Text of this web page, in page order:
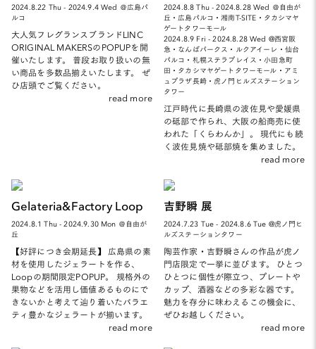
2024.8.22 Thu - 2024.9.4 Wed ＠広島パ
ルコ
大人気フレグランスブランドLINC
ORIGINAL MAKERSのPOPUPを開
催いたします。 普段お取り扱いの無
い商品を多数品揃えいたします。 ぜ
ひ店頭でご覧ください。
read more
2024.8.8 Thu - 2024.8.28 Wed ＠自由が
丘・広島パルコ・湘南T-SITE・タカシマヤ
ゲートタワーモール
2024.8.9 Fri - 2024.8.28 Wed @西宮阪
急・なんばパークス・ルクアイーレ・仙台
パルコ・札幌ステラプレイス・小田急町
田・タカシマヤゲートタワーモール・アミ
ュプラザ長崎・虎ノ門ヒルズステーション
タワー
江戸時代に長崎県の波佐見や愛媛県
の砥部で作られ、大阪の船商売に使
われた「くらわんか」。 現代にも続
く波佐見焼や砥部焼を集めました。
read more
Gelateria&Factory Loop
2024.8.1 Thu - 2024.9.30 Mon ＠自由が
丘
【好評につき会期延長】 広島県の素
材を使用したジェラートを作る、
Loopの期間限定POPUP。 規格外の
果物などを活用し価値あるものにで
きないかと考えて辿り着いたバラエ
ティ豊かなジェラートが揃います。
read more
吉野瞬 展
2024.7.23 Tue - 2024.8.6 Tue @虎ノ門ヒ
ルズステーションタワー
陶芸作家・吉野瞬さんの作品が虎ノ
門店限定で一挙に並びます。 ひとつ
ひとつに個性が際立つ、プレートや
カップ、酒器などの多彩な器です。
魅力を存分に味わえるこの機会に、
ぜひお越しください。
read more